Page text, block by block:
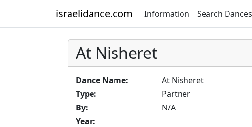
israelidance.com Information Search Dances
At Nisheret
Dance Name:
At Nisheret
Type:
Partner
By:
N/A
Year: